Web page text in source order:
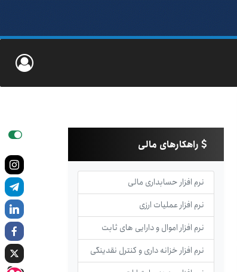
راهکارهای مالی
نرم افزار حسابداری مالی
نرم افزار عملیات ارزی
نرم افزار اموال و دارایی های ثابت
نرم افزار خزانه داری و کنترل نقدینگی